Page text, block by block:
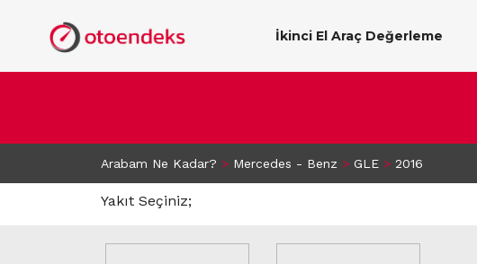
İkinci El Araç Değerleme
Arabam Ne Kadar? > Mercedes - Benz > GLE > 2016
Yakıt Seçiniz;